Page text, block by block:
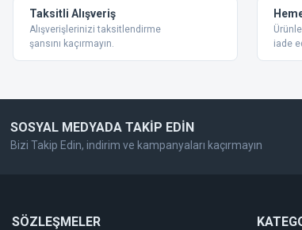
Taksitli Alışveriş
Alışverişlerinizi taksitlendirme
şansını kaçırmayın.
iade
SOSYAL MEDYADA TAKİP EDİN
Bizi Takip Edin, indirim ve kampanyaları kaçırmayın
SÖZLEŞMELER